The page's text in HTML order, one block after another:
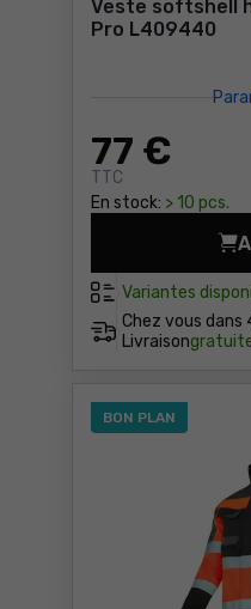
Veste softshell
Pro L409440
77 €
TTC
En stock: > 10 pcs.
Variantes
Chez vous dans
Livraison
BON PLAN